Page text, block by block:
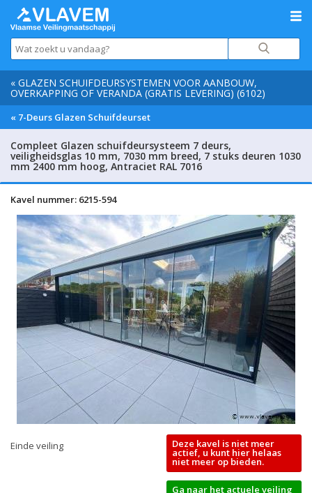
« GLAZEN SCHUIFDEURSYSTEMEN VOOR AANBOUW,
OVERKAPPING OF VERANDA (GRATIS LEVERING) (6102)
« 7-Deurs Glazen Schuifdeurset
Compleet Glazen schuifdeursysteem 7 deurs,
veiligheidsglas 10 mm, 7030 mm breed, 7 stuks deuren 1030
mm 2400 mm hoog, Antraciet RAL 7016
Kavel nummer: 6215-594
Einde veiling Deze kavel is niet meer
actief, u kunt hier helaas
niet meer op bieden.
Ga naar het actuele veiling